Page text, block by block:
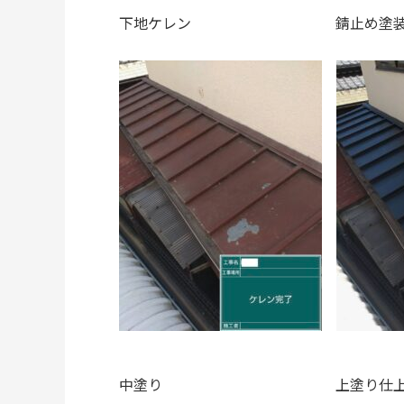
下地ケレン 錆止め塗
中塗り 上塗り仕上